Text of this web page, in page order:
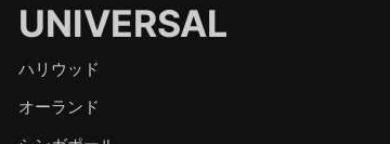
UNIVERSAL
ハリウッド
オーランド